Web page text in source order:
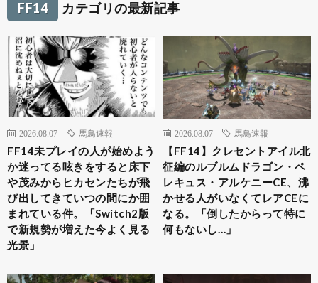
FF14 カテゴリの最新記事
2026.08.07 馬鳥速報
FF14未プレイの人が始めよう
か迷ってる呟きをすると床下
や茂みからヒカセンたちが飛
び出してきていつの間にか囲
まれている件。「Switch2版
で新規勢が増えた今よく見る
光景」
2026.08.07 馬鳥速報
【FF14】クレセントアイル北
征編のルブルムドラゴン・ペ
レキュス・アルケニーCE、沸
かせる人がいなくてレアCEに
なる。「倒したからって特に
何もないし…」